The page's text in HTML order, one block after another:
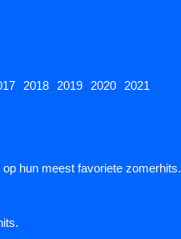
2018 2019 2020 2021
hun meest favoriete zomerhits.